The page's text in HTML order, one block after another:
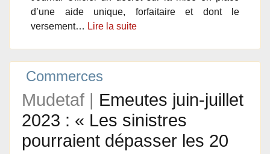
d’une aide unique, forfaitaire et dont le
versement… Lire la suite
Commerces
Mudetaf | Emeutes juin-juillet
2023 : « Les sinistres
pourraient dépasser les 20